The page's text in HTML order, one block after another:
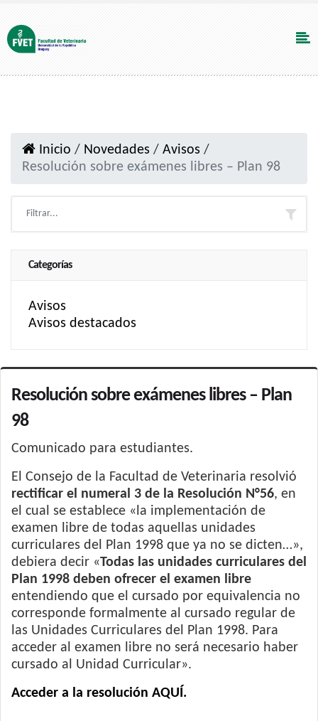
Inicio / Novedades / Avisos /
Resolución sobre exámenes libres – Plan 98
Categorías
Avisos
Avisos destacados
Resolución sobre exámenes libres – Plan
98
Comunicado para estudiantes.
El Consejo de la Facultad de Veterinaria resolvió
rectificar el numeral 3 de la Resolución N°56, en
el cual se establece «la implementación de
examen libre de todas aquellas unidades
curriculares del Plan 1998 que ya no se dicten…»,
debiera decir «Todas las unidades curriculares del
Plan 1998 deben ofrecer el examen libre
entendiendo que el cursado por equivalencia no
corresponde formalmente al cursado regular de
las Unidades Curriculares del Plan 1998. Para
acceder al examen libre no será necesario haber
cursado al Unidad Curricular».
Acceder a la resolución AQUÍ.